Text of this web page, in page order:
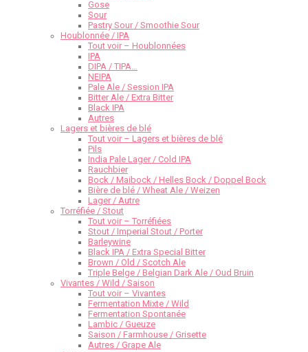
Gose
Sour
Pastry Sour / Smoothie Sour
Houblonnée / IPA
Tout voir – Houblonnées
IPA
DIPA / TIPA…
NEIPA
Pale Ale / Session IPA
Bitter Ale / Extra Bitter
Black IPA
Autres
Lagers et bières de blé
Tout voir – Lagers et bières de blé
Pils
India Pale Lager / Cold IPA
Rauchbier
Bock / Maibock / Helles Bock / Doppel Bock
Bière de blé / Wheat Ale / Weizen
Lager / Autre
Torréfiée / Stout
Tout voir – Torréfiées
Stout / Imperial Stout / Porter
Barleywine
Black IPA / Extra Special Bitter
Brown / Old / Scotch Ale
Triple Belge / Belgian Dark Ale / Oud Bruin
Vivantes / Wild / Saison
Tout voir – Vivantes
Fermentation Mixte / Wild
Fermentation Spontanée
Lambic / Gueuze
Saison / Farmhouse / Grisette
Autres / Grape Ale